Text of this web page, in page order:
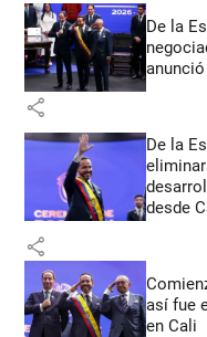
De la
share
De la
desde
share
así fue
en Cali